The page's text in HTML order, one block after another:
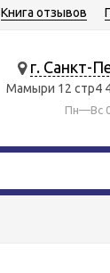
Книга отзывов
г. Санкт-
Мамыри 12 стр4
Пн—Вс